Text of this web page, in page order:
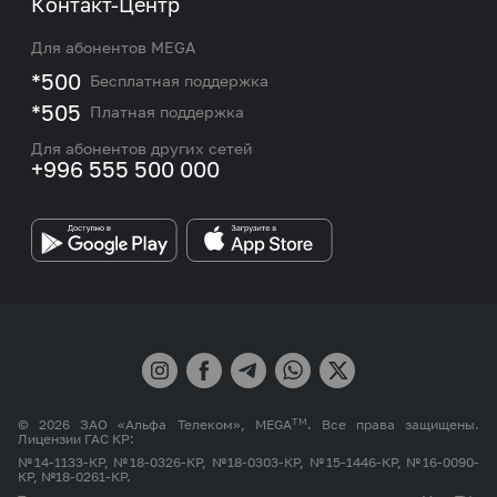
Роуминг и международные звонки
eSIM
Подбор номера
M2M
Контакты сотрудников отдела по работе с
корпоративными и VIP клиентами
Новости
Карта покрытия сети и центров обслуживания
Работа в MEGA
Бренд MEGA
Для абонентов MEGA
*500 Бесплатная поддержка
*505 Платная поддержка
Для абонентов других сетей
+996 555 500 000
© 2026 ЗАО «Альфа Телеком», MEGATM. Все права защищены.
Лицензии ГАС КР:
№14-1133-КР, №18-0326-КР, №18-0303-КР, №15-1446-КР, №16-0090-
КР, №18-0261-КР.